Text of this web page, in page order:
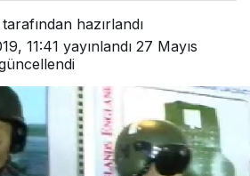
tarafından hazırlandı
11:41 yayınlandı 27 Mayıs